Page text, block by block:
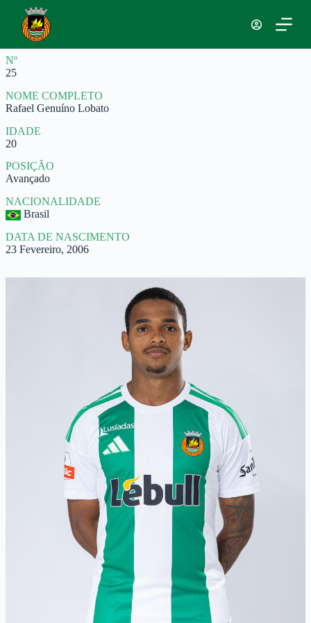
a
r
p
r
a
o
c
o
n
t
ú
d
Nº
25
NOME COMPLETO
Rafael Genuíno Lobato
IDADE
20
POSIÇÃO
Avançado
NACIONALIDADE
Brasil
DATA DE NASCIMENTO
23 Fevereiro, 2006